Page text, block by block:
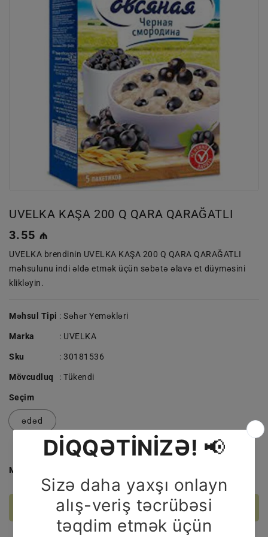
UVELKA KAŞA 200 Q QARA QARAĞATLI
Normal
qiymət
3.55 ₼
UVELKA brendinin UVELKA KAŞA 200 Q QARA QARAĞATLI
məhsulunu indi əldə etmək üçün səbətə əlavə et düyməsini
klikləyin.
Məhsul Tipi : Səhər Yeməkləri
Marka : UVELKA
Sku : 30181536
Mövcudluq : Tükendi
Seçim
ədəd
Miqdar
KAŞA
200
QARA
KAŞA
200
Q
QARA
Stokda Yoxdur